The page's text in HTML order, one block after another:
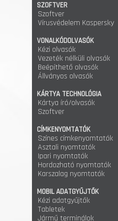
SZOFTVER
Szoftver
Vírusvédelem Kaspersky
VONALKÓDOLVASÓK
Kézi olvasók
Vezeték nélküli olvasók
Beépíthető olvasók
Állványos olvasók
KÁRTYA TECHNOLÓGIA
Kártya író/olvasók
Szoftver
CÍMKENYOMTATÓK
Színes címkenyomtatók
Asztali nyomtatók
Ipari nyomtatók
Hordozható nyomtatók
Karszalag nyomtatók
MOBIL ADATGYŰJTŐK
Kézi adatgyűjtők
Tabletek
Jármű terminálok